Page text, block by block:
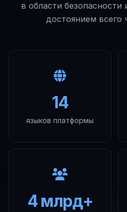
4
в области безопасности
достоянием всего
14
языков платформы
4 млрд+